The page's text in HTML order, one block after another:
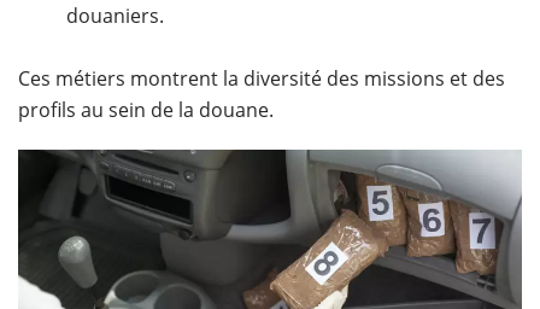
douaniers.
Ces métiers montrent la diversité des missions et des
profils au sein de la douane.